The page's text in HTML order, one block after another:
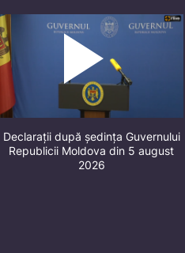
Declarații după ședința Guvernului
Republicii Moldova din 5 august
2026